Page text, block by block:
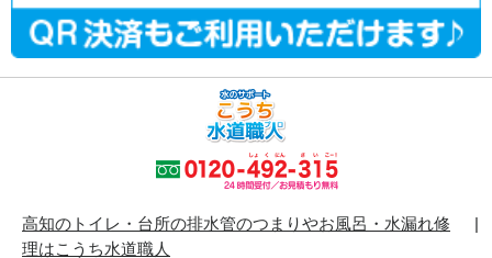
高知のトイレ・台所の排水管のつまりやお風呂・水漏れ修
理はこうち水道職人